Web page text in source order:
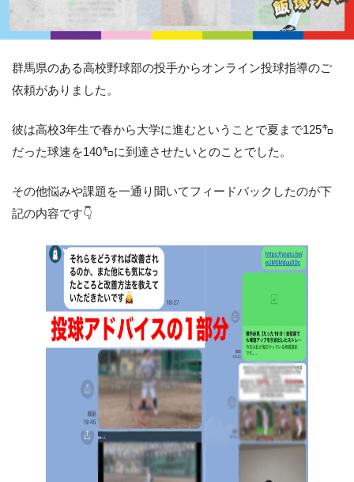
群馬県のある高校野球部の投手からオンライン投球指導のご
依頼がありました。
彼は高校3年生で春から大学に進むということで夏まで125㌔
だった球速を140㌔に到達させたいとのことでした。
その他悩みや課題を一通り聞いてフィードバックしたのが下
記の内容です👇